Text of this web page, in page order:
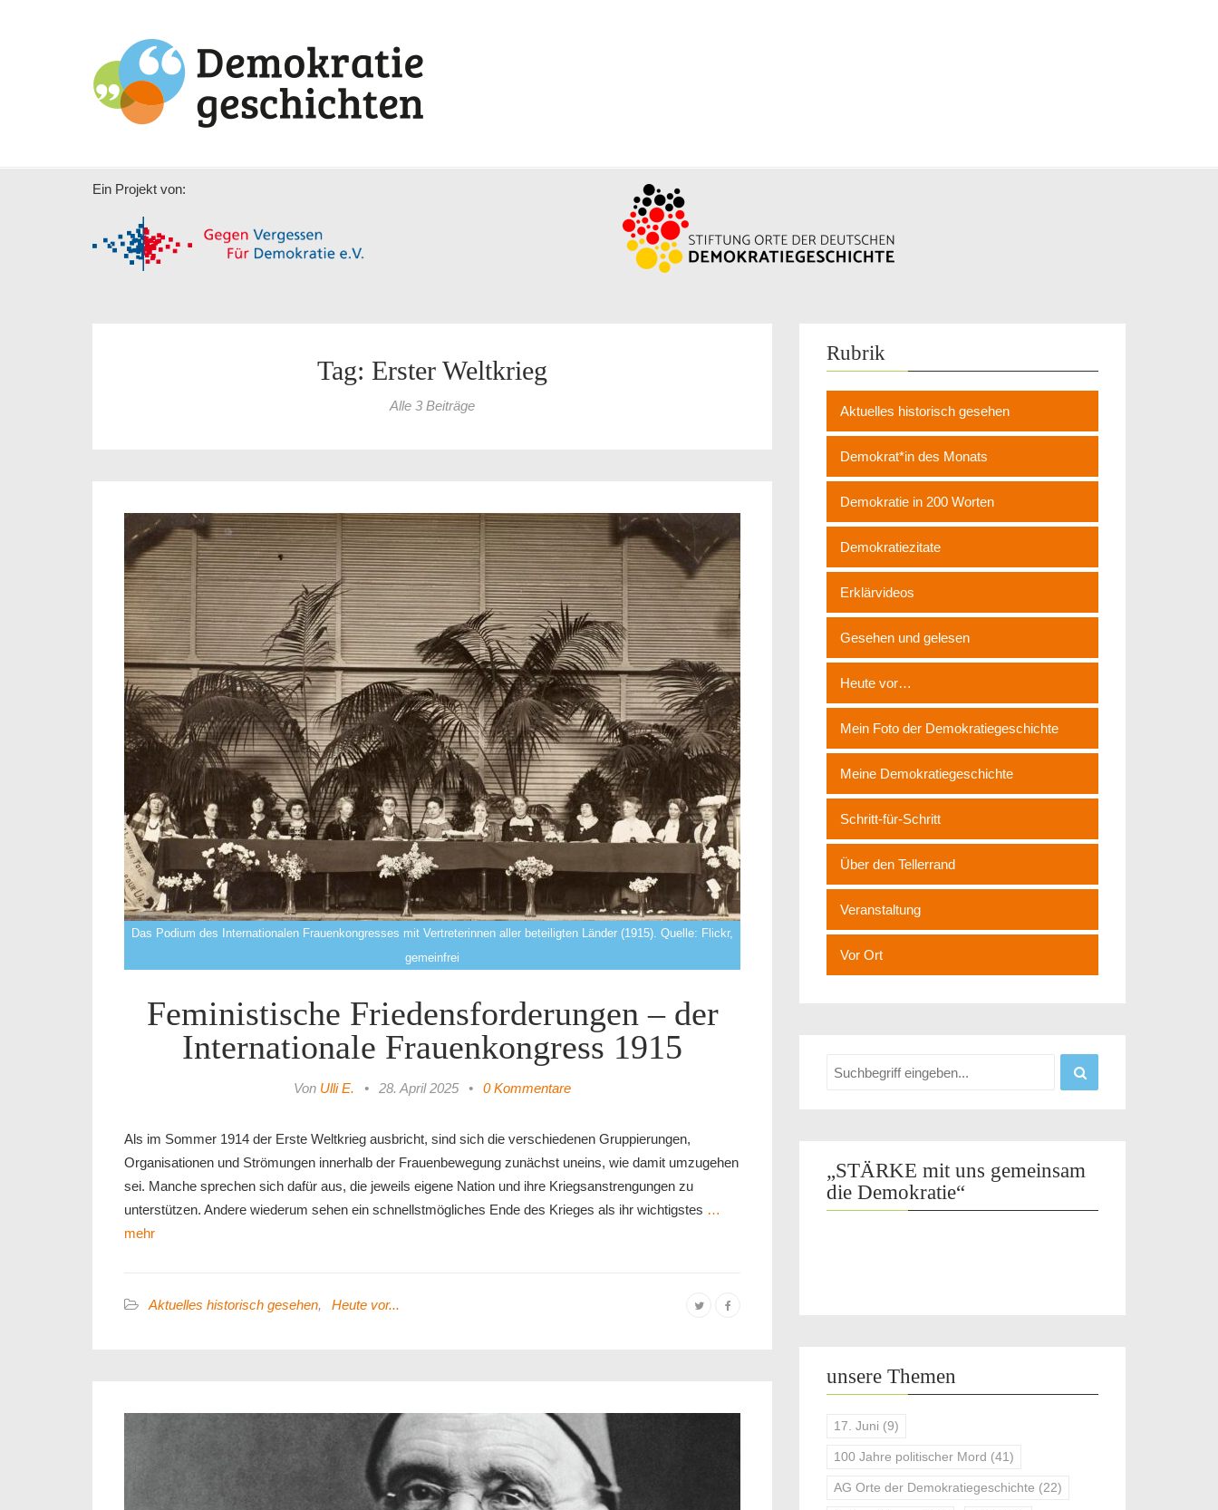
Ein Projekt von:
Tag: Erster Weltkrieg
Alle 3 Beiträge
Das Podium des Internationalen Frauenkongresses mit Vertreterinnen aller beteiligten Länder (1915). Quelle: Flickr,
gemeinfrei
Feministische Friedensforderungen – der
Internationale Frauenkongress 1915
Von Ulli E. • 28. April 2025 • 0 Kommentare
Als im Sommer 1914 der Erste Weltkrieg ausbricht, sind sich die verschiedenen Gruppierungen,
Organisationen und Strömungen innerhalb der Frauenbewegung zunächst uneins, wie damit umzugehen
sei. Manche sprechen sich dafür aus, die jeweils eigene Nation und ihre Kriegsanstrengungen zu
unterstützen. Andere wiederum sehen ein schnellstmögliches Ende des Krieges als ihr wichtigstes …
mehr
Aktuelles historisch gesehen, Heute vor...
Rubrik
Aktuelles historisch gesehen
Demokrat*in des Monats
Demokratie in 200 Worten
Demokratiezitate
Erklärvideos
Gesehen und gelesen
Heute vor…
Mein Foto der Demokratiegeschichte
Meine Demokratiegeschichte
Schritt-für-Schritt
Über den Tellerrand
Veranstaltung
Vor Ort
„STÄRKE mit uns gemeinsam
die Demokratie“
unsere Themen
17. Juni (9)
100 Jahre politischer Mord (41)
AG Orte der Demokratiegeschichte (22)